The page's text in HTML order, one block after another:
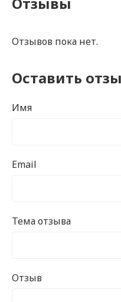
Отзывов пока нет.
Оставить
Имя
Email
Тема отзыва
Отзыв